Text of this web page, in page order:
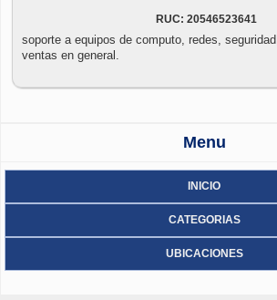
RUC: 20546523641
soporte a equipos de computo, redes,
ventas en general.
Menu
INICIO
CATEGORIAS
UBICACIONES